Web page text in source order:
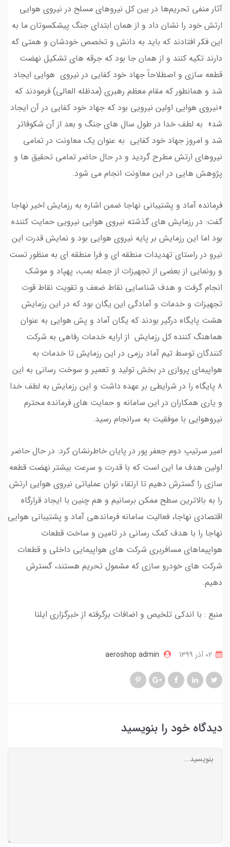
آثار منفی تحریم‌ها در بین کل نیروهای مسلح در نیروی هوایی
ارتش خود را نشان داد و از همان ابتدای جنگ پیشکسوتان ما به
این فکر افتادند که باید به دانش و تخصص خودشان و همتی که
دارند تکیه کنند و از همان جا بود که جرقه های تشکیل نهضت
قطعه سازی و اصطلاحاً جهاد خود کفایی در نیروی هوایی ایجاد
شد و همانطور که مقام معظم رهبری (مدظله العالی) فرمودند که
«نیروی هوایی اولین نیرویی بود که جهاد خود کفایی در آن ایجاد
شد» به لطف خدا در طول سال های جنگ و بعد از آن شکوفاتر
شد و امروز جهاد خود کفایی به عنوان یک معاونت در تمامی
نیروهای ارتش مطرح گردید و در حال حاضر تمامی تحقیق ها و
پژوهش هایی در این معاونت انجام می شود.
فرمانده آماد و پشتیبانی نهاجا ضمن اشاره به رزمایش اخیر نهاجا
گفت: در رزمایش های گذشته نیروی هوایی نیرویی حمایت کننده
بود اما این رزمایش بر پایه نیروی هوایی بود و نمایش قدرت این
نیرو در راستای تهدیدات منطقه ای و فرا منطقه ای به منظور تست
و رونمایی از بعضی از تجهیزات از جمله بمب، پهپاد و موشک
انجام گرفت و هدف شناسایی نقاط ضعف و تقویت نقاط قوت
تجهیزات و خدمات و آمادگی این یگان بود که در این رزمایش
هشت پایگاه درگیر بودند که یگان آماد و پش هوایی به عنوان
هماهنگ کننده کل رزمایش از ارایه خدمات رفاهی به شرکت
کنندگان توسط تیم آماد رزمی در این رزمایش تا خدمات به
هواپیمای پروازی در بخش تولید و تعمیر و سوخت رسانی به این
۸ پایگاه را در شرایطی بر عهده داشت و این رزمایش به لطف خدا
و یاری همکاران در این سامانه و حمایت های فرمانده محترم
نیروهوایی با موفقیت به سرانجام رسید.
امیر سرتیپ دوم جعفر پور در پایان خاطرنشان کرد: در حال حاضر
اولین هدف ما این است که با قدرت و سرعت بیشتر نهضت قطعه
سازی را گسترش دهیم تا ارتقاء توان عملیاتی نیروی هوایی ارتش
را به بالاترین سطح ممکن برسانیم و هم چنین با ایجاد قرارگاه
اقتصادی نهاجا، فعالیت سامانه فرماندهی آماد و پشتیبانی هوایی
نهاجا را با هدف کمک رسانی در تامین و ساخت قطعات
هواپیماهای مسافربری شرکت های هواپیمایی داخلی و قطعات
شرکت های خودرو سازی که مشمول تحریم هستند، گسترش
دهیم.
منبع : با اندکی تلخیص و اضافات برگرفته از خبرگزاری ایلنا
aeroshop admin
دیدگاه خود را بنویسید